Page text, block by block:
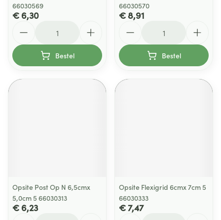
66030569
€ 6,30
Bestel
66030570
€ 8,91
Bestel
Opsite Post Op N 6,5cmx
5,0cm 5 66030313
€ 6,23
Opsite Flexigrid 6cmx 7cm 5
66030333
€ 7,47